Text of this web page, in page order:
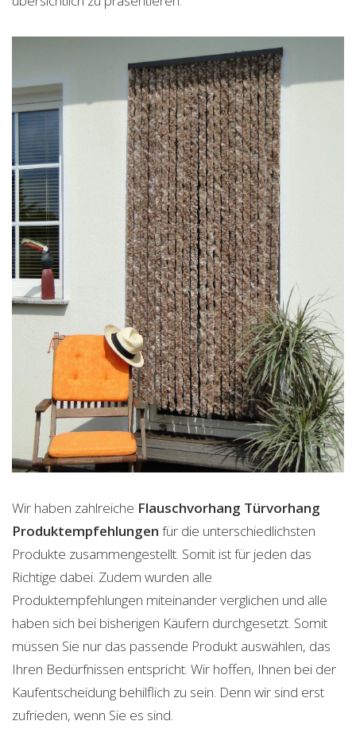
Wir haben zahlreiche Flauschvorhang Türvorhang
Produktempfehlungen für die unterschiedlichsten
Produkte zusammengestellt. Somit ist für jeden das
Richtige dabei. Zudem wurden alle
Produktempfehlungen miteinander verglichen und alle
haben sich bei bisherigen Käufern durchgesetzt. Somit
müssen Sie nur das passende Produkt auswählen, das
Ihren Bedürfnissen entspricht. Wir hoffen, Ihnen bei der
Kaufentscheidung behilflich zu sein. Denn wir sind erst
zufrieden, wenn Sie es sind.